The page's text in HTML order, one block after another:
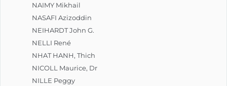
NAIMY Mikhail
NASAFI Azizoddin
NEIHARDT John G.
NELLI René
NHAT HANH, Thich
NICOLL Maurice, Dr
NILLE Peggy